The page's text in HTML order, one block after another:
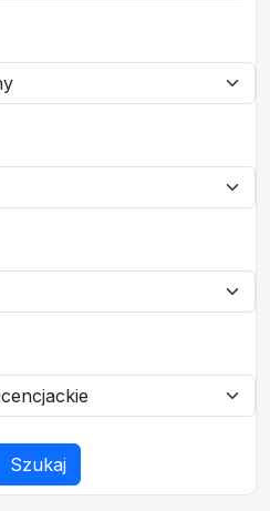
Szukaj